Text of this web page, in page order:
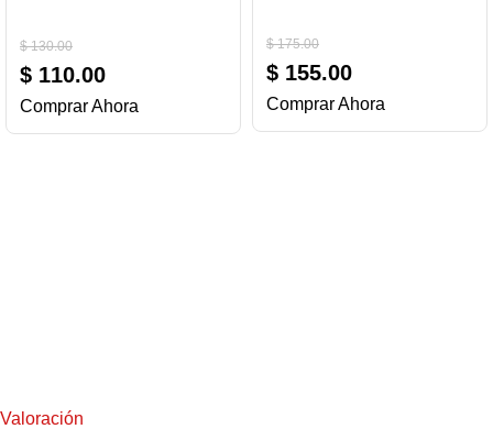
$130.00
$ 110.00
Comprar Ahora
$175.00
$ 155.00
Comprar Ahora
Valoración